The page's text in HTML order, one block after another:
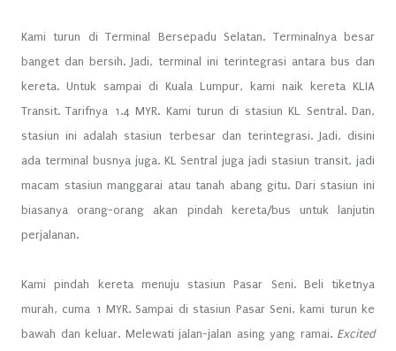
Kami turun di Terminal Bersepadu Selatan. Terminalnya besar
banget dan bersih. Jadi, terminal ini terintegrasi antara bus dan
kereta. Untuk sampai di Kuala Lumpur, kami naik kereta KLIA
Transit. Tarifnya 1.4 MYR. Kami turun di stasiun KL Sentral. Dan,
stasiun ini adalah stasiun terbesar dan terintegrasi. Jadi, disini
ada terminal busnya juga. KL Sentral juga jadi stasiun transit, jadi
macam stasiun manggarai atau tanah abang gitu. Dari stasiun ini
biasanya orang-orang akan pindah kereta/bus untuk lanjutin
perjalanan.
Kami pindah kereta menuju stasiun Pasar Seni. Beli tiketnya
murah, cuma 1 MYR. Sampai di stasiun Pasar Seni, kami turun ke
bawah dan keluar. Melewati jalan-jalan asing yang ramai. Excited